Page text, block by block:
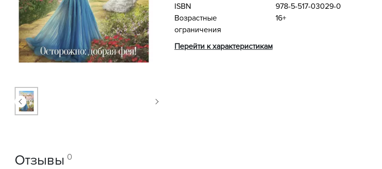
ISBN
978-5-517-03029-0
Возрастные
ограничения
16+
Перейти к характеристикам
Отзывы 0